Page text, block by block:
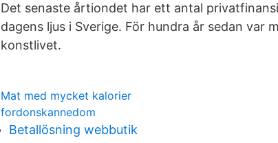
Det senaste årtiondet har ett antal
dagens ljus i Sverige. För hundra år sedan var
konstlivet.
Mat med mycket kalorier
fordonskannedom
Betallösning webbutik